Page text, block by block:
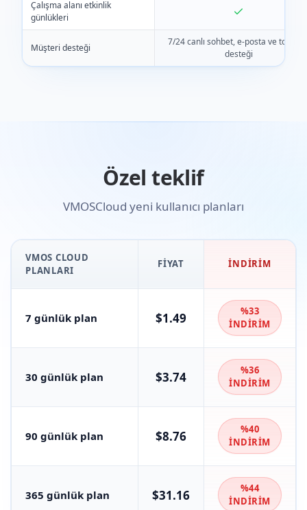
Çalışma alanı etkinlik
günlükleri
Müşteri desteği
7/24 canlı sohbet, e-posta ve
desteği
Özel teklif
VMOSCloud yeni kullanıcı planları
VMOS CLOUD
PLANLARI
FIYAT İNDIRIM
7 günlük plan $1.49
%33
İNDİRİM
30 günlük plan $3.74
%36
İNDİRİM
90 günlük plan $8.76
%40
İNDİRİM
365 günlük plan $31.16
%44
İNDİRİM